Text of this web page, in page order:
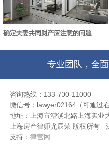
确定夫妻共同财产应注意的问题
专业团队，全
咨询热线：133-700-11000
微信号：lawyer02164（可通过
地址：上海市漕溪北路上海实业
上海房产律师尤辰荣 版权所有
支持： 律营网